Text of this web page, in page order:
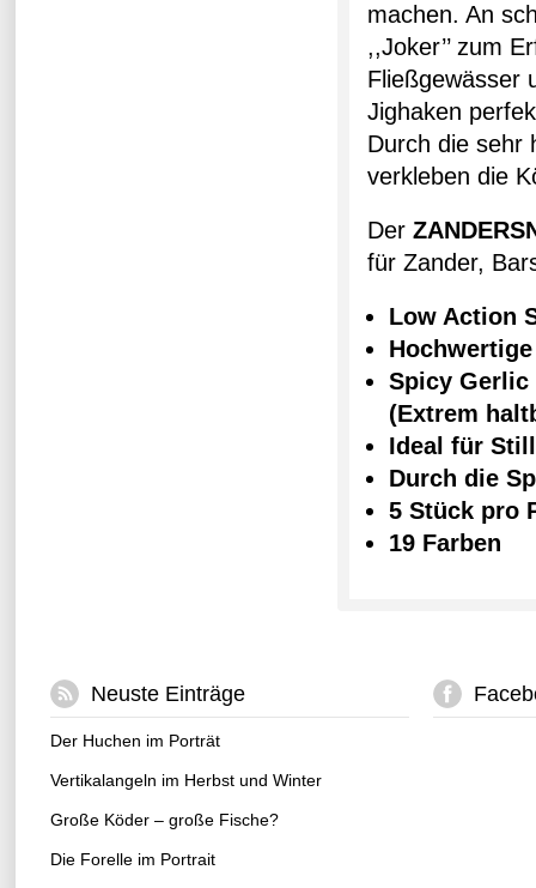
machen. An
,,Joker’’ zum
Fließgewässer
Jighaken
Durch die sehr
verkleben die
Der
für Zander,
Low Action
Spicy Gerlic
(Extrem
Ideal für
Durch die
5 Stück pro
19 Farben
Neuste Einträge
Der Huchen im Porträt
Vertikalangeln im Herbst und Winter
Große Köder – große Fische?
Die Forelle im Portrait